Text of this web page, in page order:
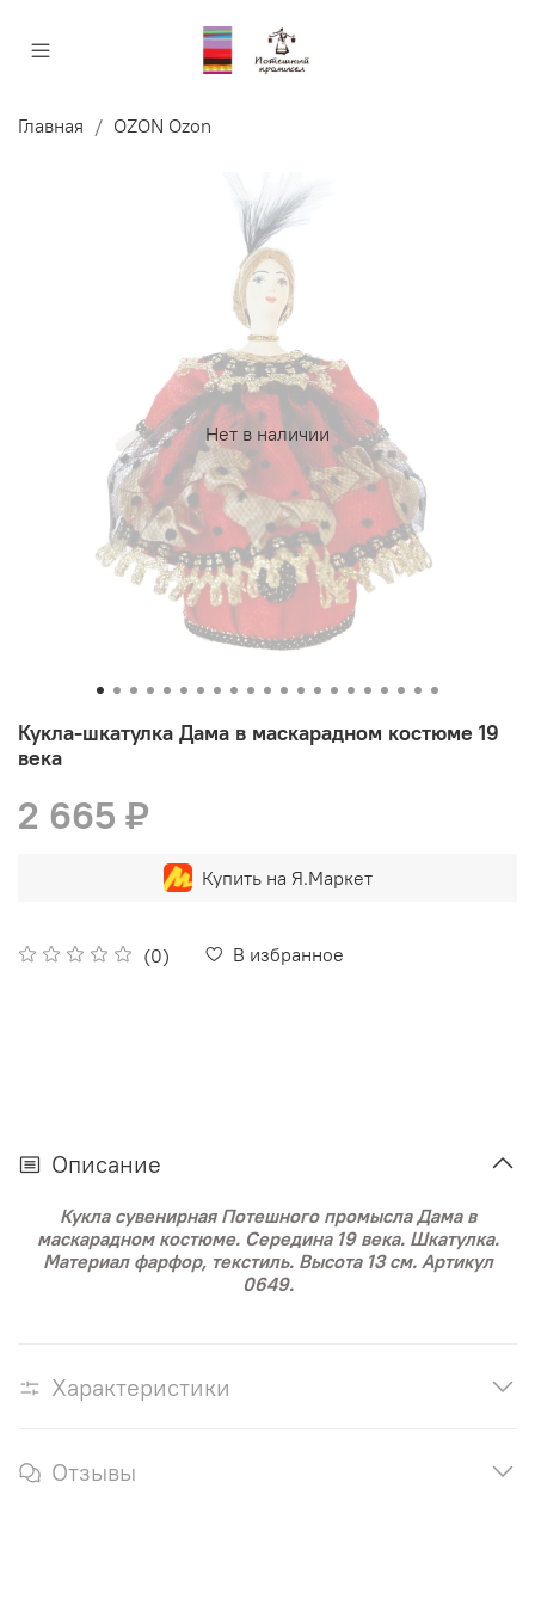
Главная OZON Ozon
Нет в наличии
Кукла-шкатулка Дама в маскарадном костюме 19
века
(0) В избранное
2 665 ₽
Купить на Я.Маркет
Описание
Кукла сувенирная Потешного промысла Дама в
маскарадном костюме. Середина 19 века. Шкатулка.
Материал фарфор, текстиль. Высота 13 см. Артикул
0649.
Характеристики
Отзывы